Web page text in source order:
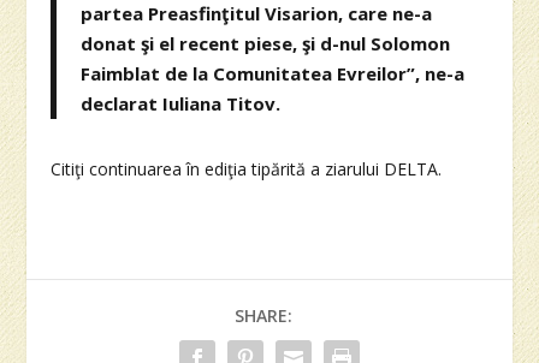
partea Preasfinţitul Visarion, care ne-a
donat şi el recent piese, şi d-nul Solomon
Faimblat de la Comunitatea Evreilor”, ne-a
declarat Iuliana Titov.
Citiţi continuarea în ediţia tipărită a ziarului DELTA.
SHARE: